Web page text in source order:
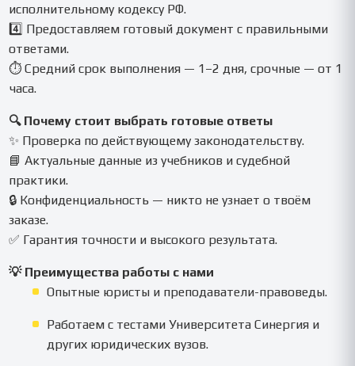
исполнительному кодексу РФ.
4️⃣ Предоставляем готовый документ с правильными
ответами.
⏱ Средний срок выполнения — 1–2 дня, срочные — от 1
часа.
🔍 Почему стоит выбрать готовые ответы
✨ Проверка по действующему законодательству.
📘 Актуальные данные из учебников и судебной
практики.
🔒 Конфиденциальность — никто не узнает о твоём
заказе.
✅ Гарантия точности и высокого результата.
💡 Преимущества работы с нами
Опытные юристы и преподаватели-правоведы.
Работаем с тестами Университета Синергия и
других юридических вузов.